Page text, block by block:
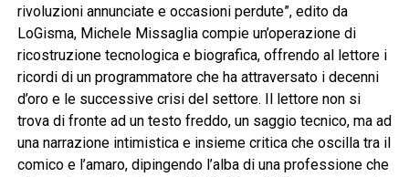
rivoluzioni annunciate e occasioni perdute”, edito da
LoGisma, Michele Missaglia compie un’operazione di
ricostruzione tecnologica e biografica, offrendo al lettore i
ricordi di un programmatore che ha attraversato i decenni
d’oro e le successive crisi del settore. Il lettore non si
trova di fronte ad un testo freddo, un saggio tecnico, ma ad
una narrazione intimistica e insieme critica che oscilla tra il
comico e l’amaro, dipingendo l’alba di una professione che